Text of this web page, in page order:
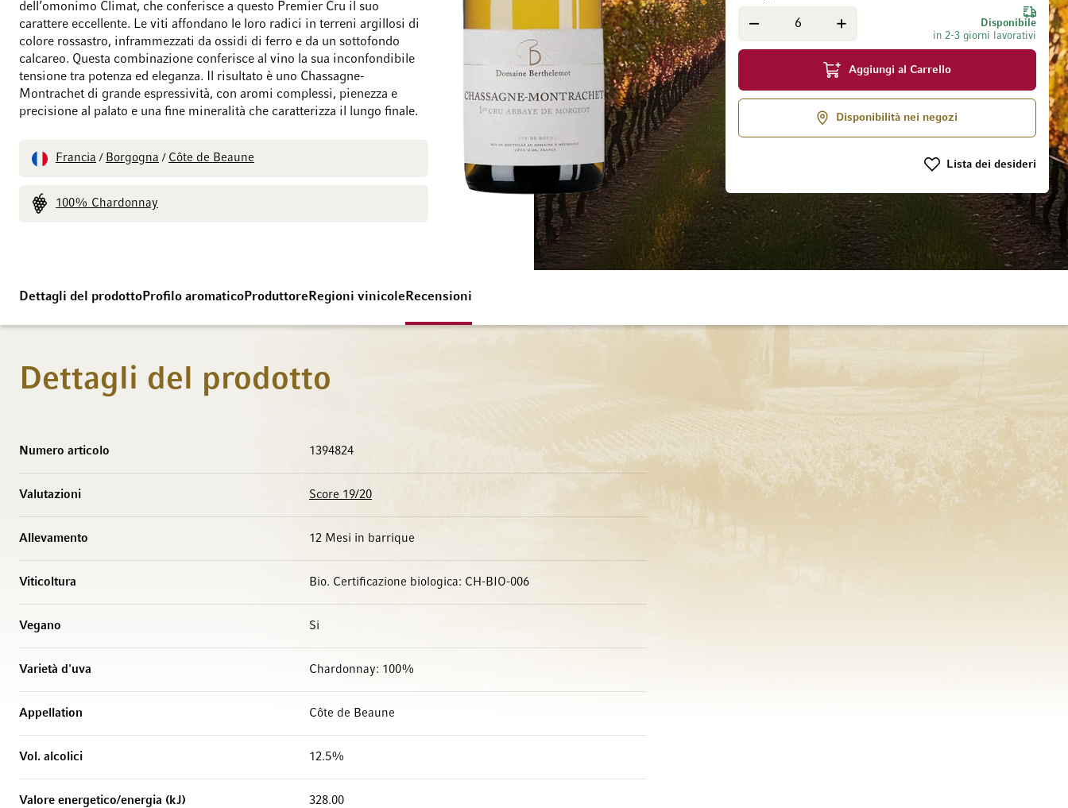
dell’omonimo Climat, che conferisce a questo Premier Cru il suo
carattere eccellente. Le viti affondano le loro radici in terreni argillosi di
colore rossastro, inframmezzati da ossidi di ferro e da un sottofondo
calcareo. Questa combinazione conferisce al vino la sua inconfondibile
tensione tra potenza ed eleganza. Il risultato è uno Chassagne-
Montrachet di grande espressività, con aromi complessi, pienezza e
precisione al palato e una fine mineralità che caratterizza il lungo finale.
Francia / Borgogna / Côte de Beaune
100% Chardonnay
Disponibile
in 2-3 giorni lavorativi
Aggiungi al Carrello
Disponibilità nei negozi
Lista dei desideri
Dettagli del prodottoProfilo aromaticoProduttore Regioni vinicole Recensioni
Dettagli del prodotto
Numero articolo 1394824
Valutazioni Score 19/20
Allevamento 12 Mesi in barrique
Viticoltura Bio. Certificazione biologica: CH-BIO-006
Vegano Si
Varietà d'uva Chardonnay: 100%
Appellation Côte de Beaune
Vol. alcolici 12.5%
Valore energetico/energia (kJ) 328.00